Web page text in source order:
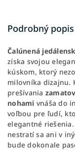
Podrobný popis
Čalúnená
získa svojou
kúskom, ktorý
milovníka dizajnu.
prešívania
nohami vnáša do
voľbou pre ľudí,
elegantné
nestratí sa ani v
bude dokonale